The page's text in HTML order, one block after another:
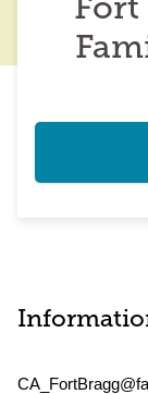
Fort